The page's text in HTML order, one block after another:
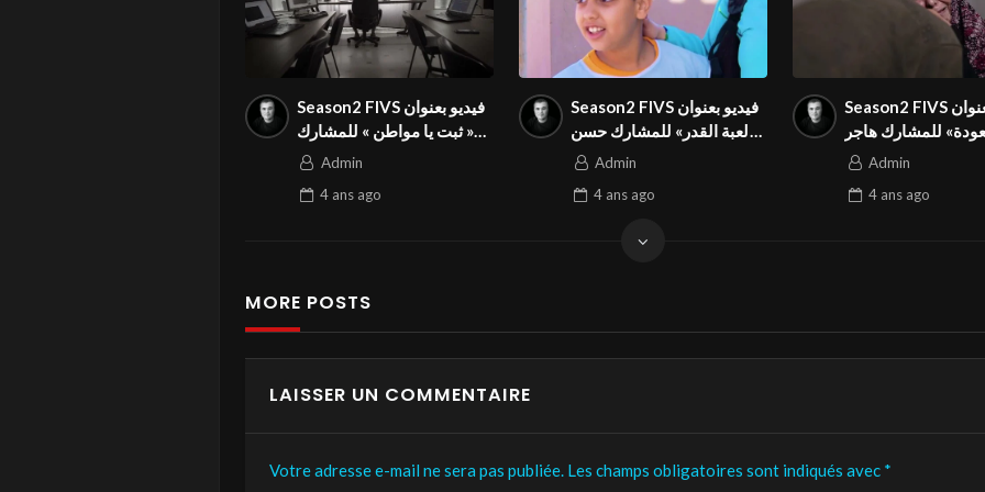
Season2 FIVS فيديو بعنوان
« ثبت يا مواطن » للمشارك
يونس الباروني في المهرجان
Admin
4 ans ago
Season2 FIVS فيديو بعنوان
« لعبة القدر» للمشارك حسن
شاطير في المهرجان الدولي
Admin
4 ans ago
Season2 FIVS فيديو بعنوان
للمشارك هاجر
في المهرجان الدولي
Admin
4 ansago
MORE POSTS
LAISSER UN COMMENTAIRE
Votre adresse e-mail ne sera pas publiée. Les champs obligatoires sont indiqués avec *